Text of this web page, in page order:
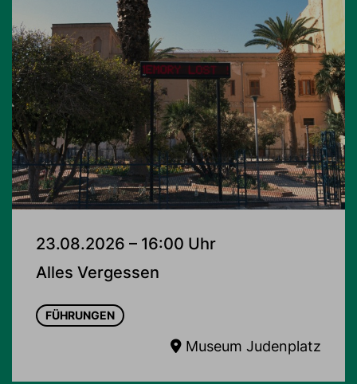
23.08.2026 – 16:00 Uhr
Alles Vergessen
FÜHRUNGEN
Museum Judenplatz